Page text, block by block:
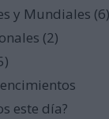
y Mundiales (6)
(2)
este día?